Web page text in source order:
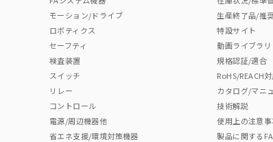
Pb Hg
"対応済み"や非含有の記載がされた商品であって
非含有品が必要な際は、弊社営業部門もしくは販売
モーション/ドライブ
ロボティクス
セーフティ
検査装置
スイッチ
リレー
コントロール
電源/周辺機器他
省エネ支援/環境対策機器
生産終了品/推
特設サイト
動画ライブラリ
規格認証/適合
RoHS/REACH
カタログ/マニ
技術解説
使用上の注意
製品に関する